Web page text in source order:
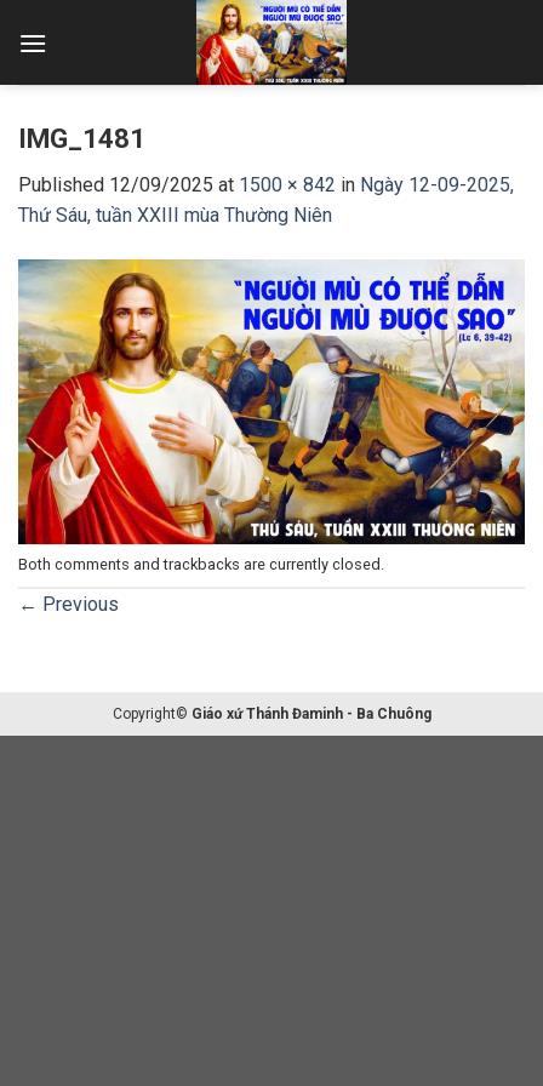
IMG_1481
Published 12/09/2025 at 1500 × 842 in Ngày 12-09-2025,
Thứ Sáu, tuần XXIII mùa Thường Niên
Both comments and trackbacks are currently closed.
← Previous
Copyright© Giáo xứ Thánh Đaminh - Ba Chuông